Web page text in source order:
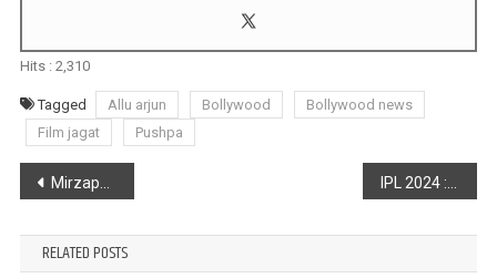
Hits : 2,310
Tagged Allu arjun Bollywood
Bollywood news
Film jagat
Pushpa
Post
navigation
Mirzapur : अल्ट्रासाउंड टेक्नीशियन का सर कूच कर हत्या,पुलिस जांच में जुटी
RELATED POSTS